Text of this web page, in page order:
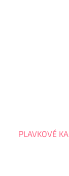
PLAVKOVÉ